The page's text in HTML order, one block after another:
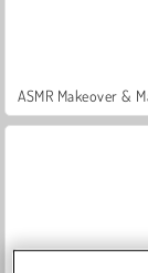
ASMR Makeover &